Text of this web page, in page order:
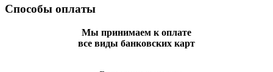
Способы оплаты
Мы принимаем к оплате
все виды банковских карт